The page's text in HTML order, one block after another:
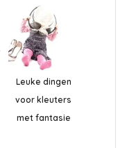
Leuke dingen
voor kleuters
met fantasie